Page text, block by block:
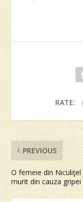
RATE:
PREVIOUS
O femeie din Niculiţel
murit din cauza gripei